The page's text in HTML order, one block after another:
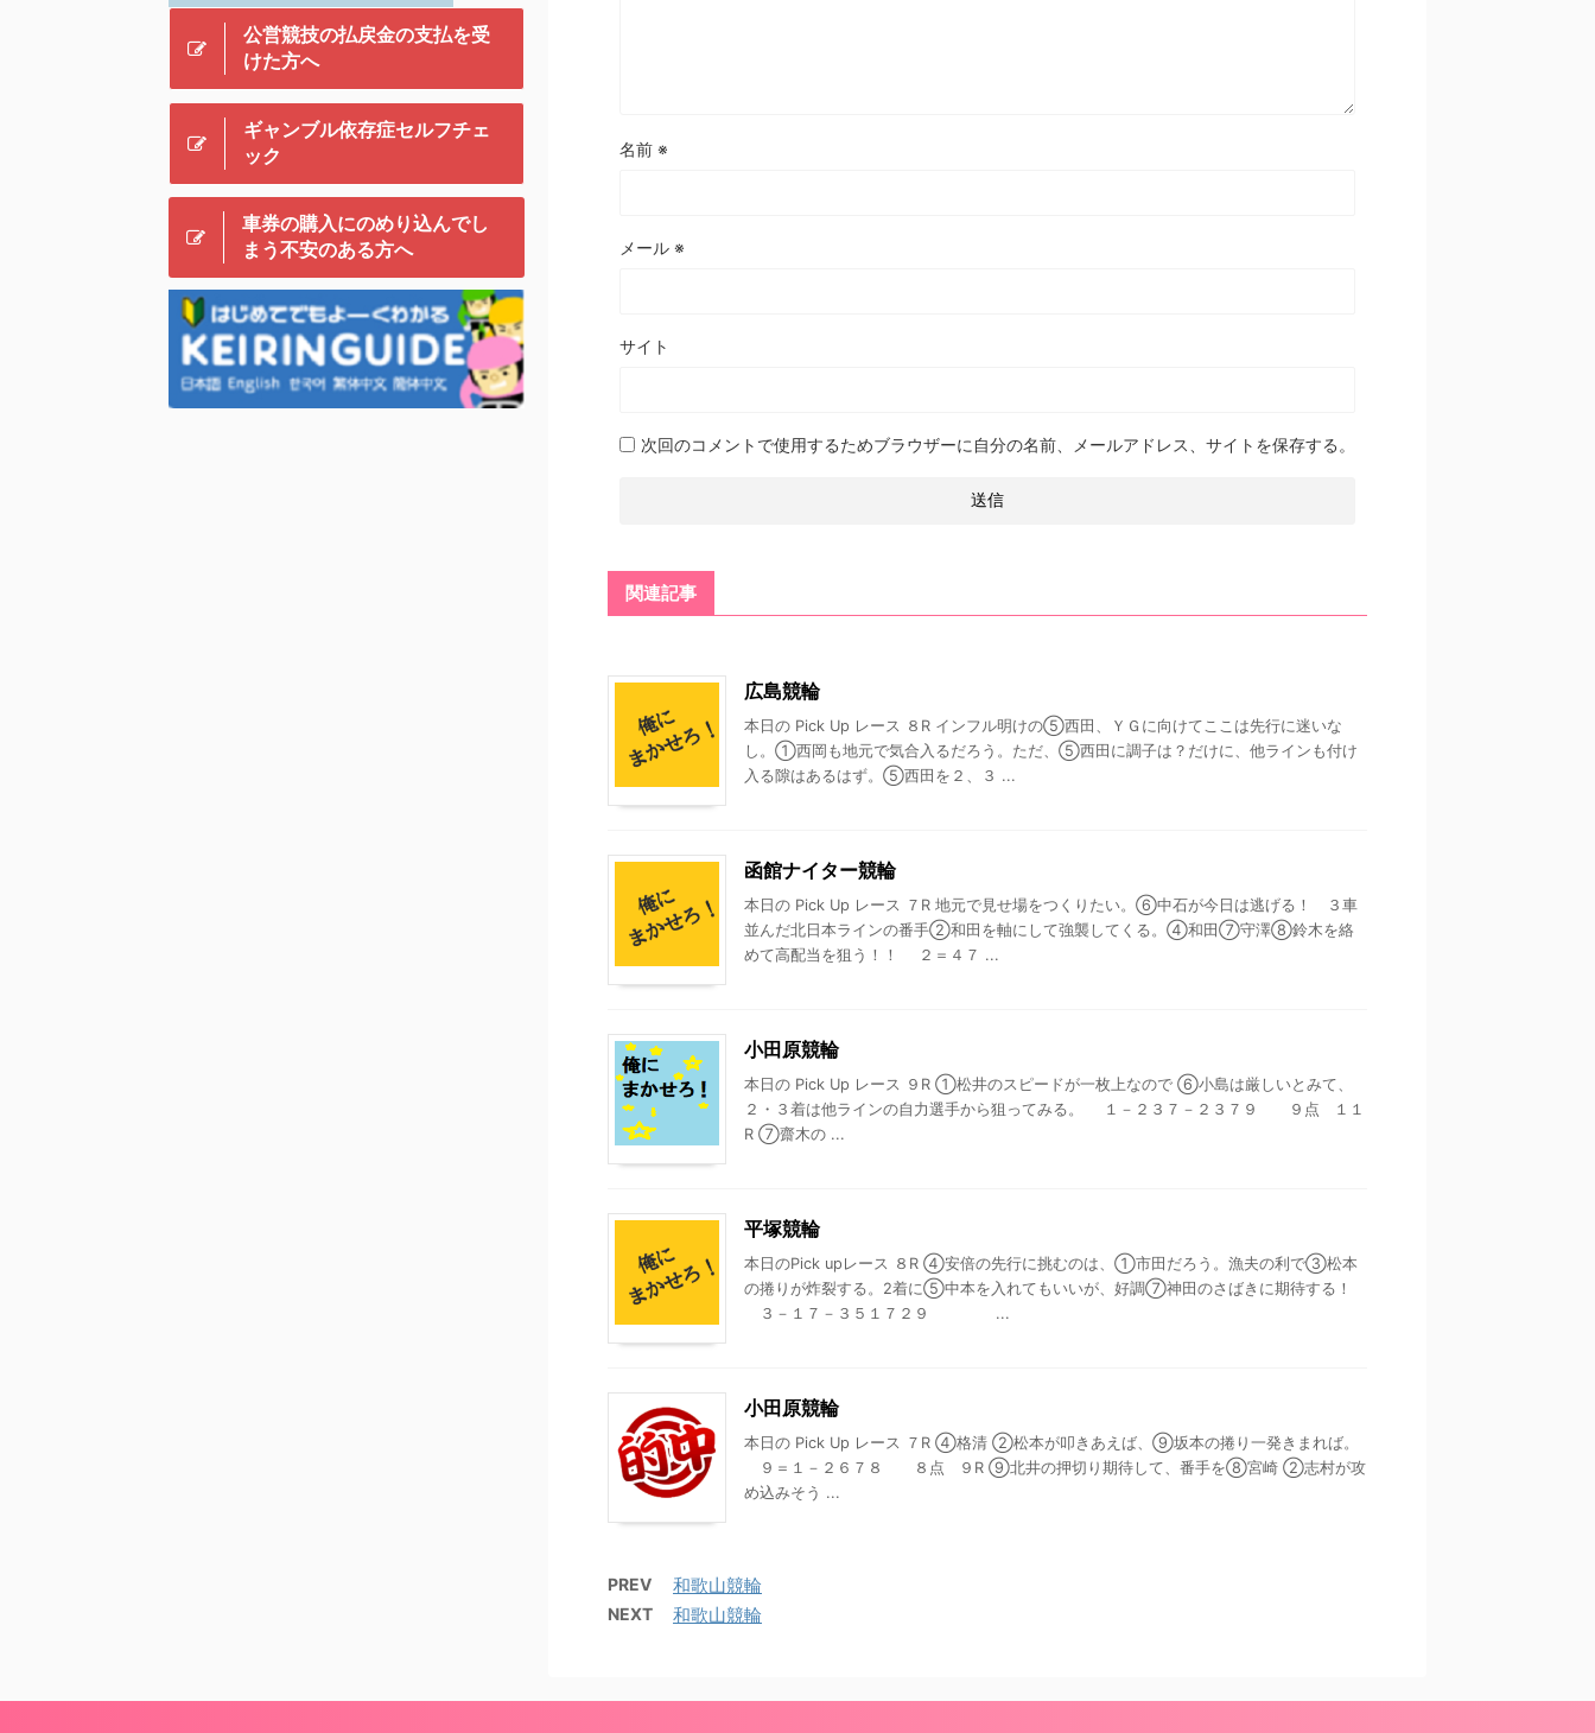
名前 ※
メール ※
サイト
次回のコメントで使用するためブラウザーに自分の名前、メールアドレス、サイトを保存する。
関連記事
広島競輪
本日の Pick Up レース ８R インフル明けの⑤西田、ＹＧに向けてここは先行に迷いな
し。①西岡も地元で気合入るだろう。ただ、⑤西田に調子は？だけに、他ラインも付け
入る隙はあるはず。⑤西田を２、３ ...
函館ナイター競輪
本日の Pick Up レース ７R 地元で見せ場をつくりたい。⑥中石が今日は逃げる！ ３車
並んだ北日本ラインの番手②和田を軸にして強襲してくる。④和田⑦守澤⑧鈴木を絡
めて高配当を狙う！！ ２＝４７ ...
小田原競輪
本日の Pick Up レース ９R ①松井のスピードが一枚上なので ⑥小島は厳しいとみて、
２・３着は他ラインの自力選手から狙ってみる。 １－２３７－２３７９ ９点 １１
R ⑦齋木の ...
平塚競輪
本日のPick upレース ８R ④安倍の先行に挑むのは、①市田だろう。漁夫の利で③松本
の捲りが炸裂する。2着に⑤中本を入れてもいいが、好調⑦神田のさばきに期待する！
３－１７－３５１７２９ ...
小田原競輪
本日の Pick Up レース ７R ④格清 ②松本が叩きあえば、⑨坂本の捲り一発きまれば。
９＝１－２６７８ ８点 ９R ⑨北井の押切り期待して、番手を⑧宮崎 ②志村が攻
め込みそう ...
PREV 和歌山競輪
NEXT 和歌山競輪
公営競技の払戻金の支払を受
けた方へ
ギャンブル依存症セルフチェ
ック
車券の購入にのめり込んでし
まう不安のある方へ